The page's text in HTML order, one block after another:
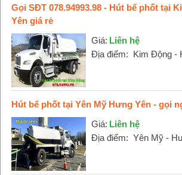
Gọi SĐT 078.94993.98 - Hút bể phốt tại
Yên giá rẻ
Giá: Liên hệ
Địa điểm: Kim Động -
Hút bể phốt tại Yên Mỹ Hưng Yên - gọi
Giá: Liên hệ
Địa điểm: Yên Mỹ -